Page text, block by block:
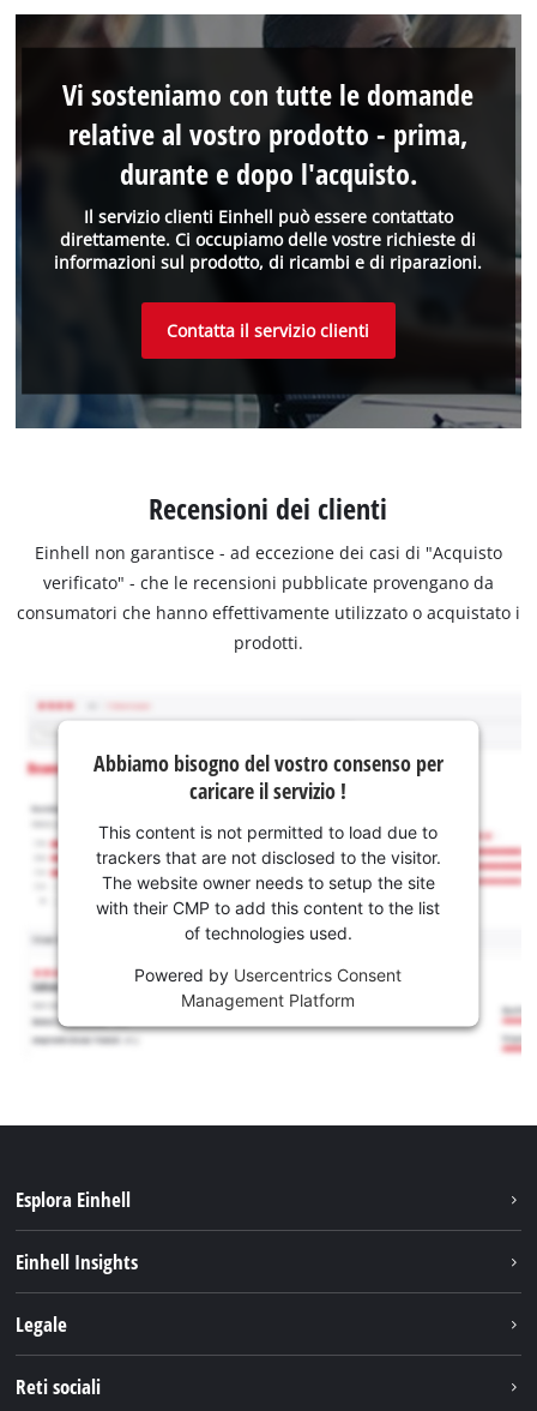
Il servizio clienti Einhell può essere contattato
direttamente. Ci occupiamo delle vostre richieste di
informazioni sul prodotto, di ricambi e di riparazioni.
Vi sosteniamo con tutte le domande
relative al vostro prodotto - prima,
durante e dopo l'acquisto.
Contatta il servizio clienti
Recensioni dei clienti
Einhell non garantisce - ad eccezione dei casi di "Acquisto
verificato" - che le recensioni pubblicate provengano da
consumatori che hanno effettivamente utilizzato o acquistato i
prodotti.
Abbiamo bisogno del vostro consenso per
caricare il servizio !
This content is not permitted to load due to
trackers that are not disclosed to the visitor.
The website owner needs to setup the site
with their CMP to add this content to the list
of technologies used.
Powered by Usercentrics Consent
Management Platform
Esplora Einhell
Chi siamo
Einhell Insights
Einhell prodotti
Legale
Reti sociali